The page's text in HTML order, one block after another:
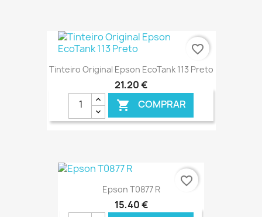
€ ONLINE
Tinteiro Original Epson EcoTank 113 Preto
21,20 €
 COMPRAR
favorite_border
Epson T0877 R
15,40 €
favorite_border